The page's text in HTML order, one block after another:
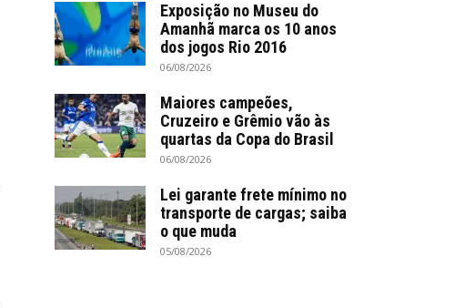
Exposição no Museu do
Amanhã marca os 10 anos
dos jogos Rio 2016
06/08/2026
Maiores campeões,
Cruzeiro e Grêmio vão às
quartas da Copa do Brasil
06/08/2026
Lei garante frete mínimo no
transporte de cargas; saiba
o que muda
05/08/2026